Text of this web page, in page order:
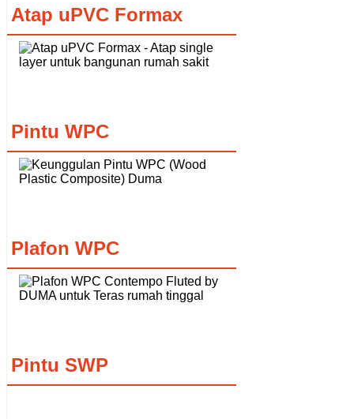
Atap uPVC Formax
Pintu WPC
Plafon WPC
Pintu SWP